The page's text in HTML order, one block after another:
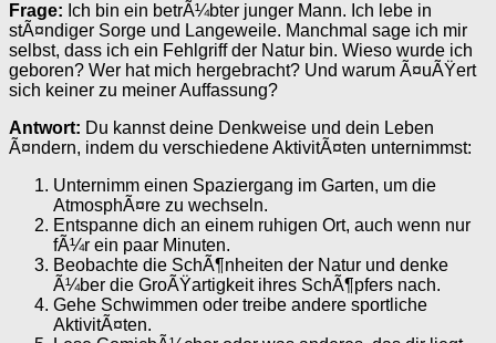
Frage: Ich bin ein betrÃ¼bter junger Mann. Ich lebe in
stÃ¤ndiger Sorge und Langeweile. Manchmal sage ich mir
selbst, dass ich ein Fehlgriff der Natur bin. Wieso wurde ich
geboren? Wer hat mich hergebracht? Und warum Ã¤uÃŸert
sich keiner zu meiner Auffassung?
Antwort: Du kannst deine Denkweise und dein Leben
Ã¤ndern, indem du verschiedene AktivitÃ¤ten unternimmst:
Unternimm einen Spaziergang im Garten, um die
AtmosphÃ¤re zu wechseln.
Entspanne dich an einem ruhigen Ort, auch wenn nur
fÃ¼r ein paar Minuten.
Beobachte die SchÃ¶nheiten der Natur und denke
Ã¼ber die GroÃŸartigkeit ihres SchÃ¶pfers nach.
Gehe Schwimmen oder treibe andere sportliche
AktivitÃ¤ten.